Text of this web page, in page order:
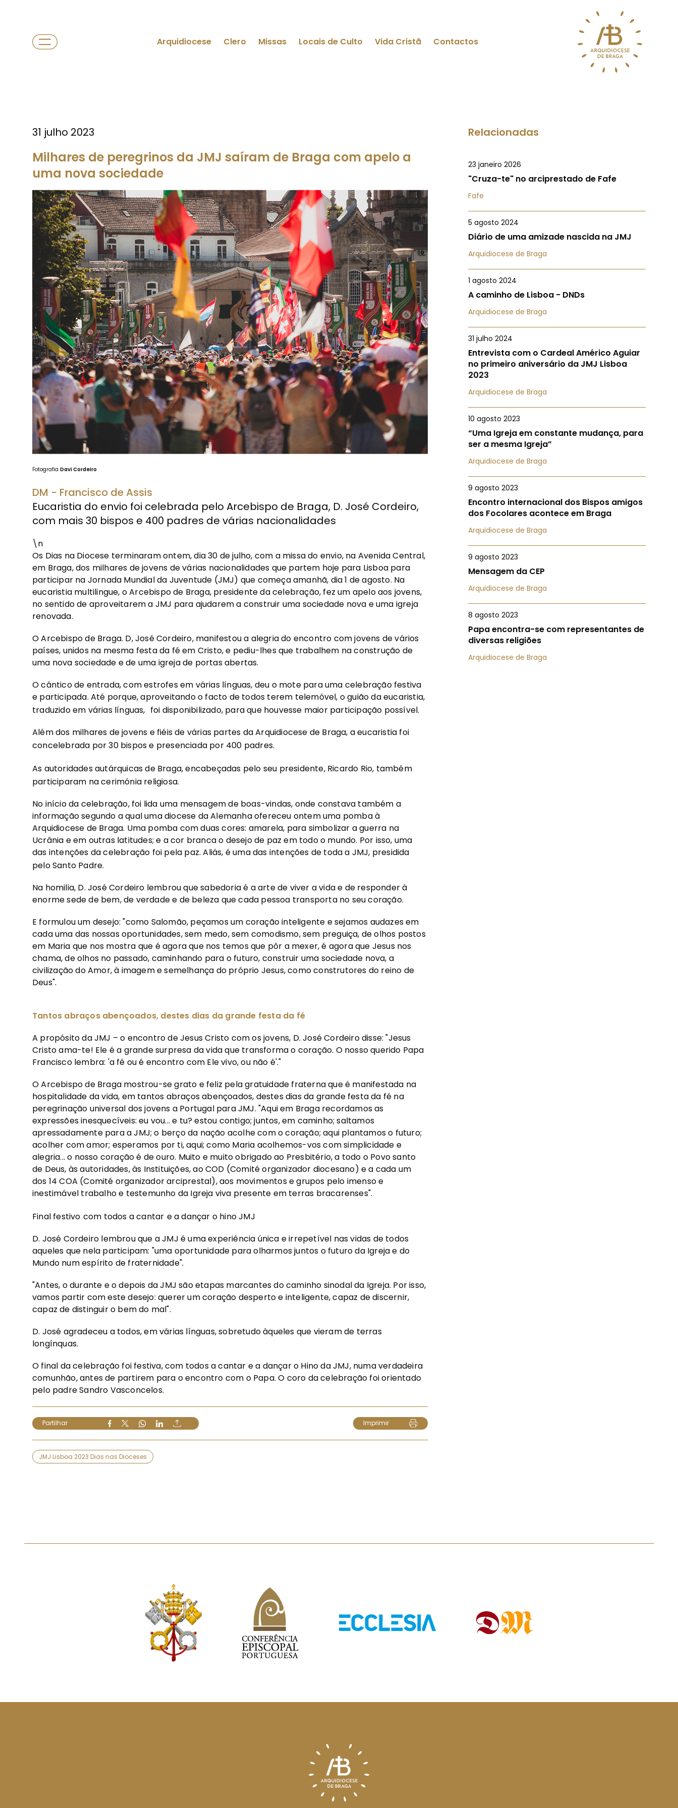
Arquidiocese Clero Missas Locais de Culto Vida Cristã Contactos
31 julho 2023
Milhares de peregrinos da JMJ saíram de Braga com apelo a
uma nova sociedade
Fotografia Davi Cordeiro
DM - Francisco de Assis
Eucaristia do envio foi celebrada pelo Arcebispo de Braga, D. José Cordeiro,
com mais 30 bispos e 400 padres de várias nacionalidades
\n
Os Dias na Diocese terminaram ontem, dia 30 de julho, com a missa do envio, na Avenida Central,
em Braga, dos milhares de jovens de várias nacionalidades que partem hoje para Lisboa para
participar na Jornada Mundial da Juventude (JMJ) que começa amanhã, dia 1 de agosto. Na
eucaristia multilingue, o Arcebispo de Braga, presidente da celebração, fez um apelo aos jovens,
no sentido de aproveitarem a JMJ para ajudarem a construir uma sociedade nova e uma igreja
renovada.
O Arcebispo de Braga. D, José Cordeiro, manifestou a alegria do encontro com jovens de vários
países, unidos na mesma festa da fé em Cristo, e pediu-lhes que trabalhem na construção de
uma nova sociedade e de uma igreja de portas abertas.
O cântico de entrada, com estrofes em várias línguas, deu o mote para uma celebração festiva
e participada. Até porque, aproveitando o facto de todos terem telemóvel, o guião da eucaristia,
traduzido em várias línguas, foi disponibilizado, para que houvesse maior participação possível.
Além dos milhares de jovens e fiéis de várias partes da Arquidiocese de Braga, a eucaristia foi
concelebrada por 30 bispos e presenciada por 400 padres.
As autoridades autárquicas de Braga, encabeçadas pelo seu presidente, Ricardo Rio, também
participaram na cerimónia religiosa.
No início da celebração, foi lida uma mensagem de boas-vindas, onde constava também a
informação segundo a qual uma diocese da Alemanha ofereceu ontem uma pomba à
Arquidiocese de Braga. Uma pomba com duas cores: amarela, para simbolizar a guerra na
Ucrânia e em outras latitudes; e a cor branca o desejo de paz em todo o mundo. Por isso, uma
das intenções da celebração foi pela paz. Aliás, é uma das intenções de toda a JMJ, presidida
pelo Santo Padre.
Na homilia, D. José Cordeiro lembrou que sabedoria é a arte de viver a vida e de responder à
enorme sede de bem, de verdade e de beleza que cada pessoa transporta no seu coração.
E formulou um desejo: "como Salomão, peçamos um coração inteligente e sejamos audazes em
cada uma das nossas oportunidades, sem medo, sem comodismo, sem preguiça, de olhos postos
em Maria que nos mostra que é agora que nos temos que pôr a mexer, é agora que Jesus nos
chama, de olhos no passado, caminhando para o futuro, construir uma sociedade nova, a
civilização do Amor, à imagem e semelhança do próprio Jesus, como construtores do reino de
Deus".
Tantos abraços abençoados, destes dias da grande festa da fé
A propósito da JMJ – o encontro de Jesus Cristo com os jovens, D. José Cordeiro disse: "Jesus
Cristo ama-te! Ele é a grande surpresa da vida que transforma o coração. O nosso querido Papa
Francisco lembra: 'a fé ou é encontro com Ele vivo, ou não é'."
O Arcebispo de Braga mostrou-se grato e feliz pela gratuidade fraterna que é manifestada na
hospitalidade da vida, em tantos abraços abençoados, destes dias da grande festa da fé na
peregrinação universal dos jovens a Portugal para JMJ. "Aqui em Braga recordamos as
expressões inesquecíveis: eu vou... e tu? estou contigo; juntos, em caminho; saltamos
apressadamente para a JMJ; o berço da nação acolhe com o coração; aqui plantamos o futuro;
acolher com amor; esperamos por ti, aqui; como Maria acolhemos-vos com simplicidade e
alegria... o nosso coração é de ouro. Muito e muito obrigado ao Presbitério, a todo o Povo santo
de Deus, às autoridades, às Instituições, ao COD (Comité organizador diocesano) e a cada um
dos 14 COA (Comité organizador arciprestal), aos movimentos e grupos pelo imenso e
inestimável trabalho e testemunho da Igreja viva presente em terras bracarenses".
Final festivo com todos a cantar e a dançar o hino JMJ
D. José Cordeiro lembrou que a JMJ é uma experiência única e irrepetível nas vidas de todos
aqueles que nela participam: "uma oportunidade para olharmos juntos o futuro da Igreja e do
Mundo num espírito de fraternidade".
"Antes, o durante e o depois da JMJ são etapas marcantes do caminho sinodal da Igreja. Por isso,
vamos partir com este desejo: querer um coração desperto e inteligente, capaz de discernir,
capaz de distinguir o bem do mal".
D. José agradeceu a todos, em várias línguas, sobretudo àqueles que vieram de terras
longínquas.
O final da celebração foi festiva, com todos a cantar e a dançar o Hino da JMJ, numa verdadeira
comunhão, antes de partirem para o encontro com o Papa. O coro da celebração foi orientado
pelo padre Sandro Vasconcelos.
Partilhar Imprimir
JMJ Lisboa 2023 Dias nas Dioceses
Relacionadas
23 janeiro 2026
"Cruza-te" no arciprestado de Fafe
Fafe
5 agosto 2024
Diário de uma amizade nascida na JMJ
Arquidiocese de Braga
1 agosto 2024
A caminho de Lisboa - DNDs
Arquidiocese de Braga
31 julho 2024
Entrevista com o Cardeal Américo Aguiar
no primeiro aniversário da JMJ Lisboa
2023
Arquidiocese de Braga
10 agosto 2023
“Uma Igreja em constante mudança, para
ser a mesma Igreja”
Arquidiocese de Braga
9 agosto 2023
Encontro internacional dos Bispos amigos
dos Focolares acontece em Braga
Arquidiocese de Braga
9 agosto 2023
Mensagem da CEP
Arquidiocese de Braga
8 agosto 2023
Papa encontra-se com representantes de
diversas religiões
Arquidiocese de Braga